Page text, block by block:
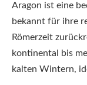
Aragon ist eine
bekannt für ihre
Römerzeit
kontinental bis
kalten Wintern,